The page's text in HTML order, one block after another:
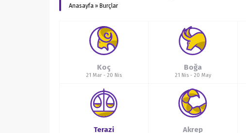
Anasayfa » Burçlar
Koç
21 Mar - 20 Nis
Boğa
21 Nis- 20 May
Terazi Akrep